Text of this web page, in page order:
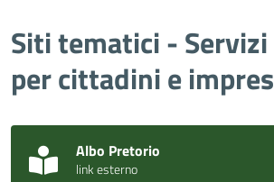
Siti tematici -
per cittadini e
Albo Pretorio
link esterno